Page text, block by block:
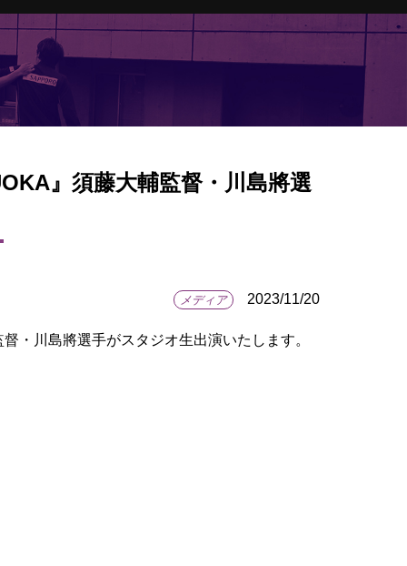
』須藤大輔監督・川島將選
メディア 2023/11/20
・川島將選手がスタジオ生出演いたします。